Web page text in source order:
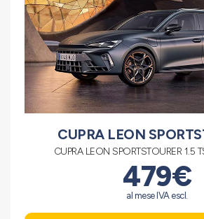
CUPRA LEON
CUPRA LEON SPORTSTOURER 1.5
479€
al mese IVA escl.